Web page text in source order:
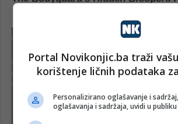
Portal Novikonjic.ba traži
korištenje ličnih podataka
Personalizirano oglašavanje i
oglašavanja i sadržaja, uvidi u